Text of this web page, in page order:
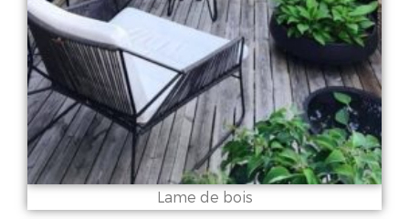
Lame de bois